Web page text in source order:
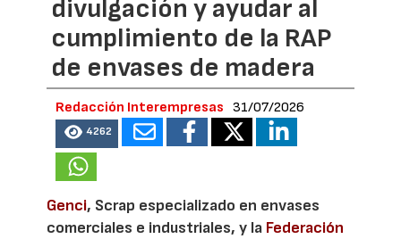
divulgación y ayudar al
cumplimiento de la RAP
de envases de madera
Redacción Interempresas 31/07/2026
4262
Genci, Scrap especializado en envases
comerciales e industriales, y la Federación